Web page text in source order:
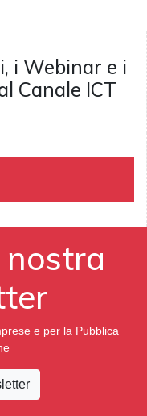
i Webinar e i
Canale ICT
e per la Pubblica